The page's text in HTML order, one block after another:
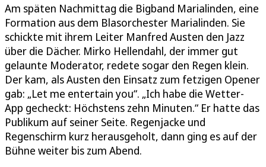
Am späten Nachmittag die Bigband Marialinden, eine
Formation aus dem Blasorchester Marialinden. Sie
schickte mit ihrem Leiter Manfred Austen den Jazz
über die Dächer. Mirko Hellendahl, der immer gut
gelaunte Moderator, redete sogar den Regen klein.
Der kam, als Austen den Einsatz zum fetzigen Opener
gab: „Let me entertain you“. „Ich habe die Wetter-
App gecheckt: Höchstens zehn Minuten.“ Er hatte das
Publikum auf seiner Seite. Regenjacke und
Regenschirm kurz herausgeholt, dann ging es auf der
Bühne weiter bis zum Abend.